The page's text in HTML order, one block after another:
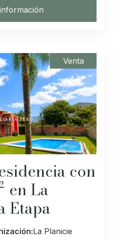
Venta
con
en La
Etapa
La Planicie